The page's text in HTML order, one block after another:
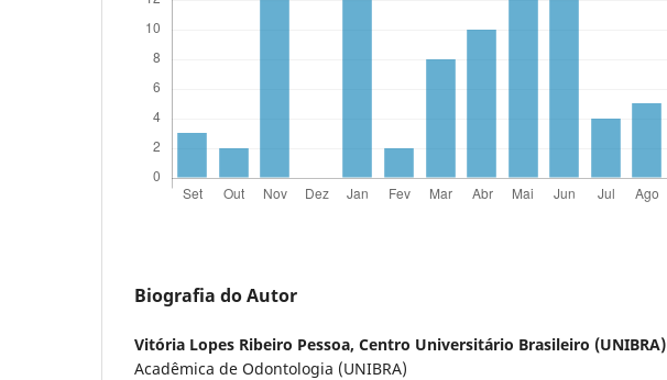
Biografia do Autor
Vitória Lopes Ribeiro Pessoa, Centro Universitário Brasileiro (UNIBRA)
Acadêmica de Odontologia (UNIBRA)